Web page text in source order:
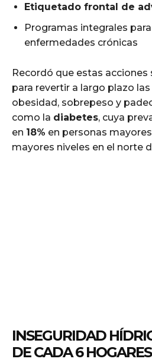
Etiquetado frontal de
Programas integrales
enfermedades crónicas
Recordó que estas acciones
para revertir a largo plazo
obesidad, sobrepeso y
como la diabetes, cuya
en 18% en personas
mayores niveles en el norte
INSEGURIDAD
DE CADA 6 HOGARES